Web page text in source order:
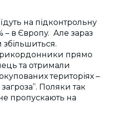
на підконтрольну
– в Європу. Але зараз
збільшиться.
прямо
та отримали
територіях –
Поляки так
пропускають на